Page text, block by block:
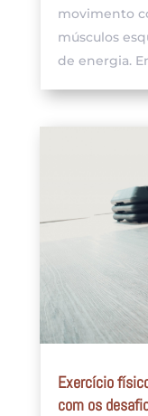
movimento
músculos
de energia.
Exercício
com os